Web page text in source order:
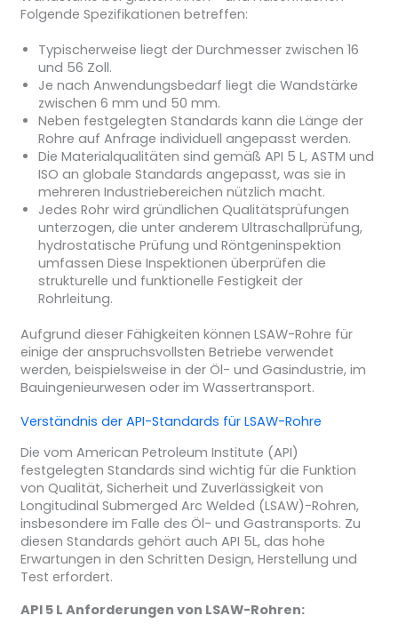
Folgende Spezifikationen betreffen:
Typischerweise liegt der Durchmesser zwischen 16
und 56 Zoll.
Je nach Anwendungsbedarf liegt die Wandstärke
zwischen 6 mm und 50 mm.
Neben festgelegten Standards kann die Länge der
Rohre auf Anfrage individuell angepasst werden.
Die Materialqualitäten sind gemäß API 5 L, ASTM und
ISO an globale Standards angepasst, was sie in
mehreren Industriebereichen nützlich macht.
Jedes Rohr wird gründlichen Qualitätsprüfungen
unterzogen, die unter anderem Ultraschallprüfung,
hydrostatische Prüfung und Röntgeninspektion
umfassen Diese Inspektionen überprüfen die
strukturelle und funktionelle Festigkeit der
Rohrleitung.
Aufgrund dieser Fähigkeiten können LSAW-Rohre für
einige der anspruchsvollsten Betriebe verwendet
werden, beispielsweise in der Öl- und Gasindustrie, im
Bauingenieurwesen oder im Wassertransport.
Verständnis der API-Standards für LSAW-Rohre
Die vom American Petroleum Institute (API)
festgelegten Standards sind wichtig für die Funktion
von Qualität, Sicherheit und Zuverlässigkeit von
Longitudinal Submerged Arc Welded (LSAW)-Rohren,
insbesondere im Falle des Öl- und Gastransports. Zu
diesen Standards gehört auch API 5L, das hohe
Erwartungen in den Schritten Design, Herstellung und
Test erfordert.
API 5 L Anforderungen von LSAW-Rohren: